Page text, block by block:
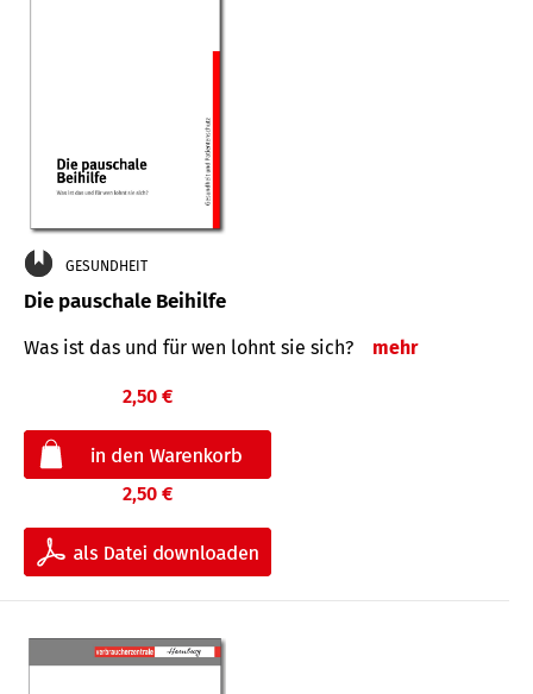
GESUNDHEIT
Die pauschale Beihilfe
Was ist das und für wen lohnt sie sich? mehr
2,50 €
2,50 €